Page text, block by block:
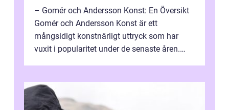
– Gomér och Andersson Konst: En Översikt
Gomér och Andersson Konst är ett
mångsidigt konstnärligt uttryck som har
vuxit i popularitet under de senaste åren.